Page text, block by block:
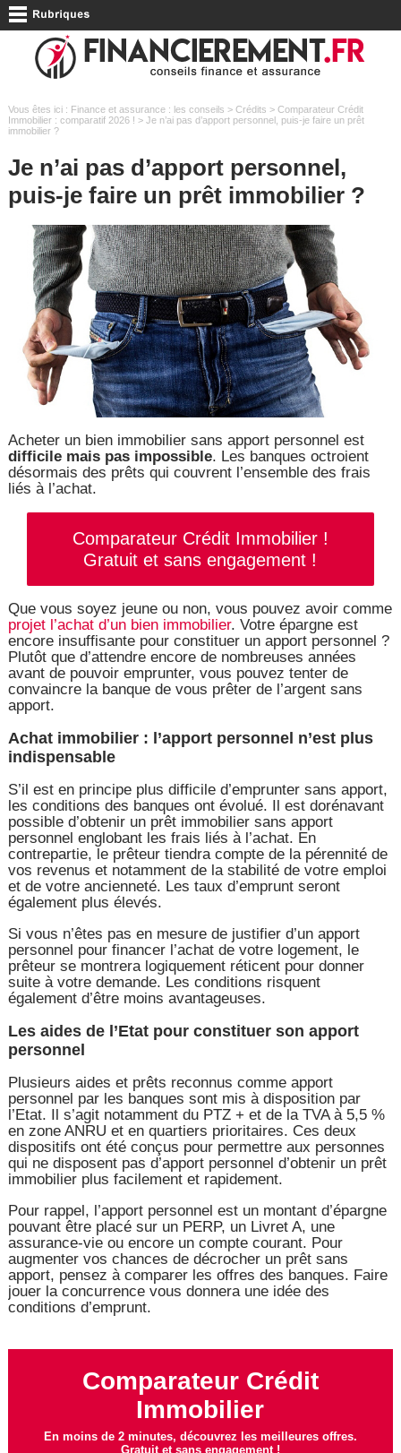
Vous êtes ici : Finance et assurance : les conseils > Crédits > Comparateur Crédit
Immobilier : comparatif 2026 ! > Je n’ai pas d’apport personnel, puis-je faire un prêt
immobilier ?
Je n’ai pas d’apport personnel,
puis-je faire un prêt immobilier ?
Acheter un bien immobilier sans apport personnel est
difficile mais pas impossible. Les banques octroient
désormais des prêts qui couvrent l’ensemble des frais
liés à l’achat.
Comparateur Crédit Immobilier !
Gratuit et sans engagement !
Que vous soyez jeune ou non, vous pouvez avoir comme
projet l’achat d’un bien immobilier. Votre épargne est
encore insuffisante pour constituer un apport personnel ?
Plutôt que d’attendre encore de nombreuses années
avant de pouvoir emprunter, vous pouvez tenter de
convaincre la banque de vous prêter de l’argent sans
apport.
Achat immobilier : l’apport personnel n’est plus
indispensable
S’il est en principe plus difficile d’emprunter sans apport,
les conditions des banques ont évolué. Il est dorénavant
possible d’obtenir un prêt immobilier sans apport
personnel englobant les frais liés à l’achat. En
contrepartie, le prêteur tiendra compte de la pérennité de
vos revenus et notamment de la stabilité de votre emploi
et de votre ancienneté. Les taux d’emprunt seront
également plus élevés.
Si vous n’êtes pas en mesure de justifier d’un apport
personnel pour financer l’achat de votre logement, le
prêteur se montrera logiquement réticent pour donner
suite à votre demande. Les conditions risquent
également d’être moins avantageuses.
Les aides de l’Etat pour constituer son apport
personnel
Plusieurs aides et prêts reconnus comme apport
personnel par les banques sont mis à disposition par
l’Etat. Il s’agit notamment du PTZ + et de la TVA à 5,5 %
en zone ANRU et en quartiers prioritaires. Ces deux
dispositifs ont été conçus pour permettre aux personnes
qui ne disposent pas d’apport personnel d’obtenir un prêt
immobilier plus facilement et rapidement.
Pour rappel, l’apport personnel est un montant d’épargne
pouvant être placé sur un PERP, un Livret A, une
assurance-vie ou encore un compte courant. Pour
augmenter vos chances de décrocher un prêt sans
apport, pensez à comparer les offres des banques. Faire
jouer la concurrence vous donnera une idée des
conditions d’emprunt.
Comparateur Crédit
Immobilier
En moins de 2 minutes, découvrez les meilleures offres.
Gratuit et sans engagement !